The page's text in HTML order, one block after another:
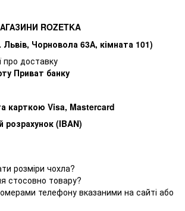
ROZETKA
Чорновола 63А, кімната 101)
про доставку
Приват банку
карткою Visa, Mastercard
розрахунок (IBAN)
розміри чохла?
стосовно товару?
телефону вказаними на сайті або